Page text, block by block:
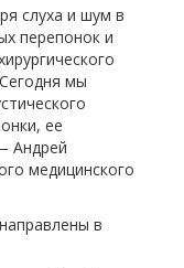
слуха и шум в
перепонок и
мы
ее
Андрей
медицинского
в